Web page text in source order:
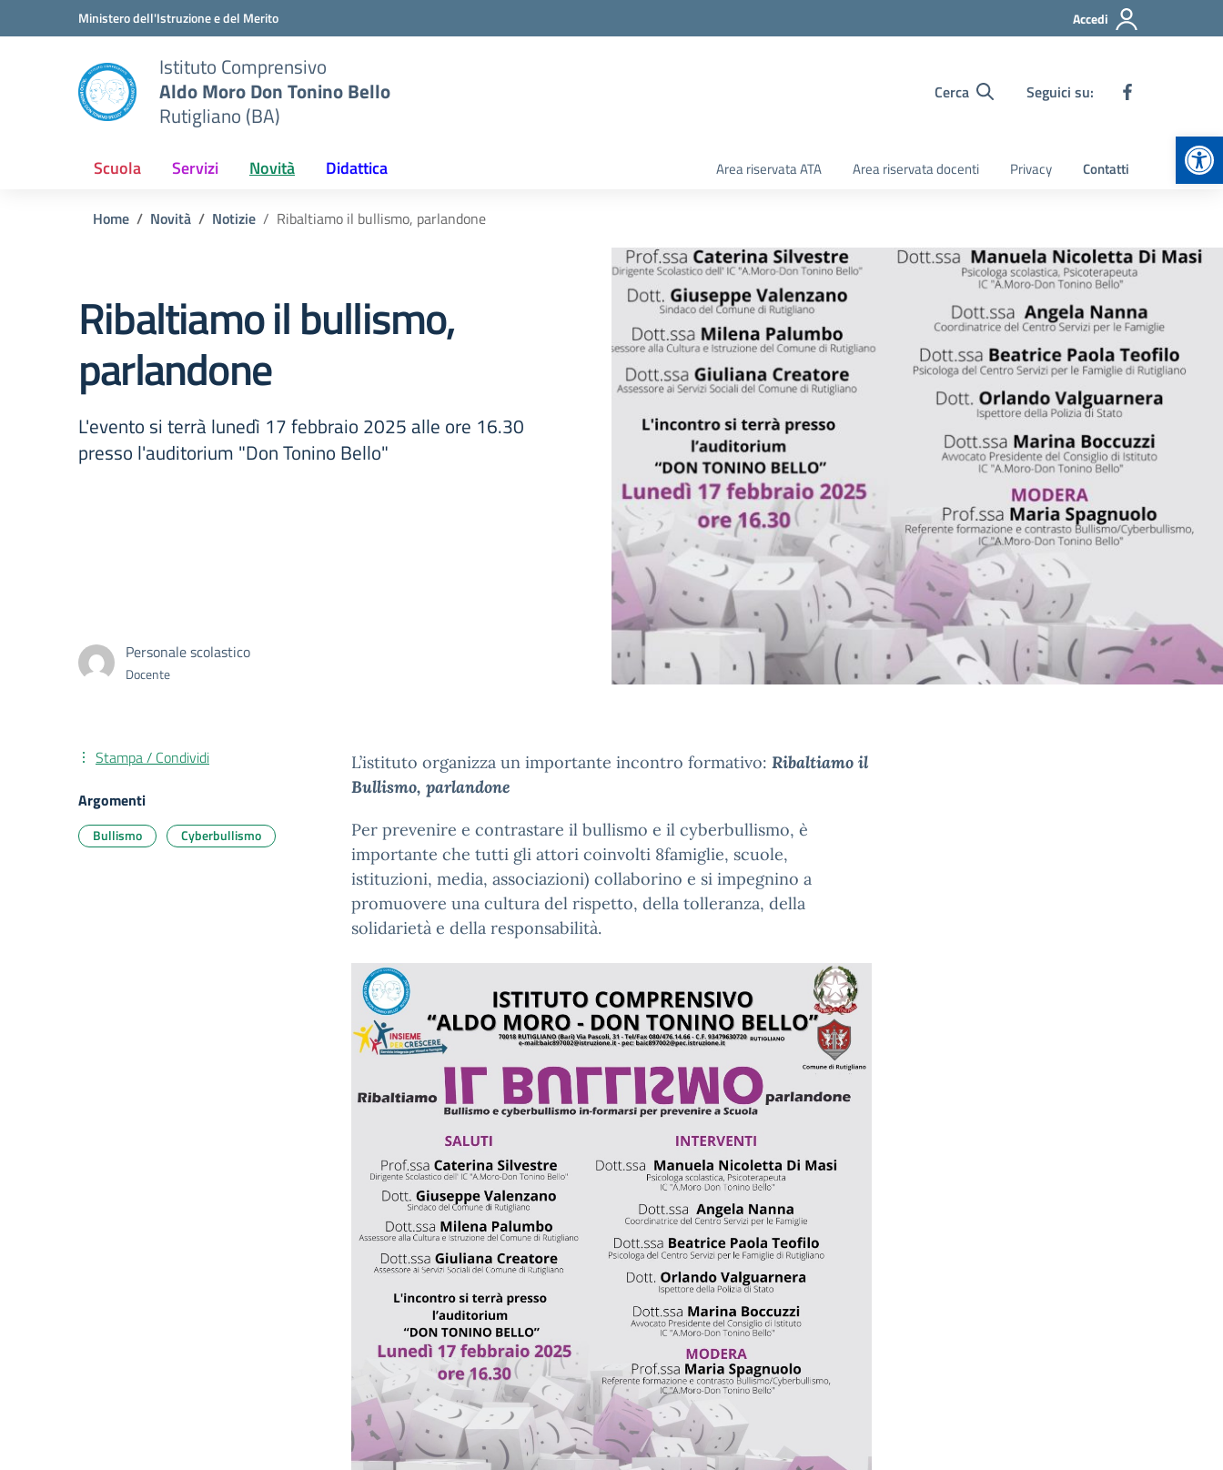
Vai ai contenuti
Vai al menu di navigazioneMinistero dell'Istruzione e del Merito Accedi
Istituto Comprensivo
Aldo Moro Don Tonino Bello
Rutigliano (BA)
Cerca Seguici su:
Scuola Servizi Novità Didattica Area riservata ATA Area riservata docenti Privacy Contatti
Home Novità Notizie Ribaltiamo il bullismo, parlandone
Ribaltiamo il bullismo,
parlandone
L'evento si terrà lunedì 17 febbraio 2025 alle ore 16.30
presso l'auditorium "Don Tonino Bello"
Personale scolastico
Docente
L’istituto organizza un importante incontro formativo: Ribaltiamo il
Bullismo, parlandone
Per prevenire e contrastare il bullismo e il cyberbullismo, è
importante che tutti gli attori coinvolti 8famiglie, scuole,
istituzioni, media, associazioni) collaborino e si impegnino a
promuovere una cultura del rispetto, della tolleranza, della
solidarietà e della responsabilità.
Stampa / Condividi
Argomenti
Bullismo Cyberbullismo